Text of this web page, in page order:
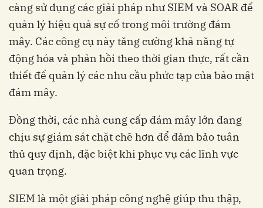
càng sử dụng các giải pháp như SIEM và SOAR để
quản lý hiệu quả sự cố trong môi trường đám
mây. Các công cụ này tăng cường khả năng tự
động hóa và phản hồi theo thời gian thực, rất cần
thiết để quản lý các nhu cầu phức tạp của bảo mật
đám mây.
Đồng thời, các nhà cung cấp đám mây lớn đang
chịu sự giám sát chặt chẽ hơn để đảm bảo tuân
thủ quy định, đặc biệt khi phục vụ các lĩnh vực
quan trọng.
SIEM là một giải pháp công nghệ giúp thu thập,